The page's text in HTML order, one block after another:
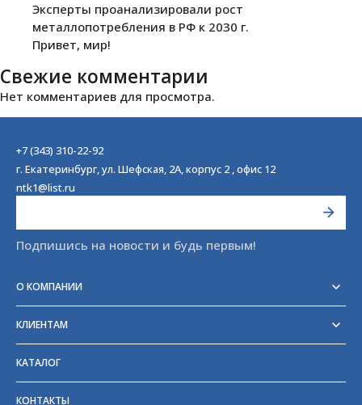
Эксперты проанализировали рост
металлопотребления в РФ к 2030 г.
Привет, мир!
Свежие комментарии
Нет комментариев для просмотра.
+7 (343) 310-22-92
г. Екатеринбург, ул. Шефская, 2А, корпус 2 , офис 12
ntk1@list.ru
Подпишись на новости и будь первым!
О КОМПАНИИ
Отзывы
Блог
Партнёры и поставщики
КЛИЕНТАМ
Возврат
Частые вопросы
Прайс-лист
КАТАЛОГ
КОНТАКТЫ